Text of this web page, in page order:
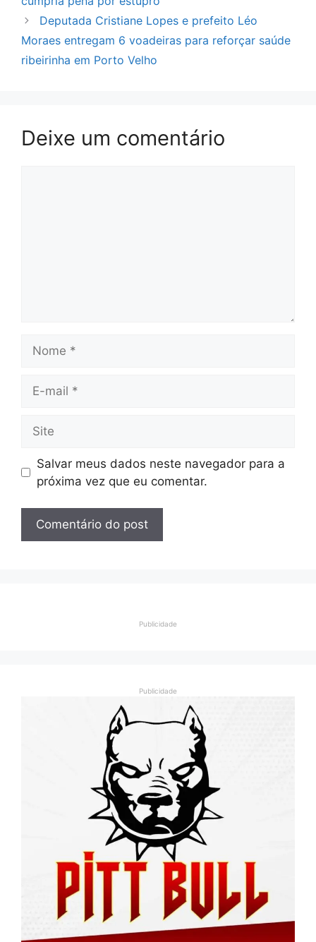
Deputada Cristiane Lopes e prefeito Léo
Moraes entregam 6 voadeiras para reforçar saúde
ribeirinha em Porto Velho
Deixe um comentário
mail
Salvar meus dados neste navegador para a
próxima vez que eu comentar.
Publicidade
Publicidade